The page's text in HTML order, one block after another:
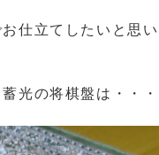
仕立てしたいと思
光の将棋盤は・・・